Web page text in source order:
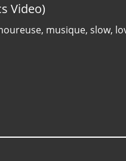
Video)
, musique, slow,